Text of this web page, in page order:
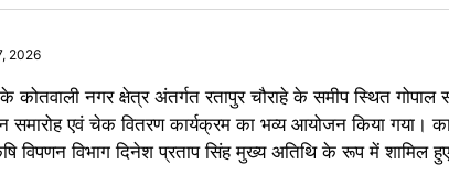
2026
कोतवाली नगर क्षेत्र अंतर्गत रतापुर चौराहे के समीप स्थित गोपाल
समारोह एवं चेक वितरण कार्यक्रम का भव्य आयोजन किया गया।
विपणन विभाग दिनेश प्रताप सिंह मुख्य अतिथि के रूप में शामिल